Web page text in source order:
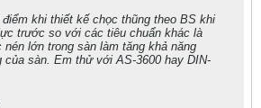
khi thiết kế chọc thũng theo BS khi
trước so với các tiêu chuẩn khác là
lớn trong sàn làm tăng khả năng
của sàn. Em thử với AS-3600 hay DIN-